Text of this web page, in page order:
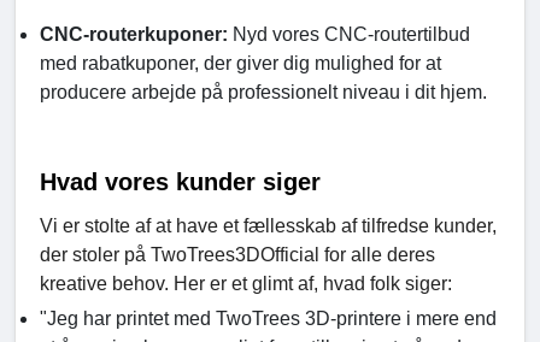
CNC-routerkuponer: Nyd vores CNC-routertilbud
med rabatkuponer, der giver dig mulighed for at
producere arbejde på professionelt niveau i dit hjem.
Hvad vores kunder siger
Vi er stolte af at have et fællesskab af tilfredse kunder,
der stoler på TwoTrees3DOfficial for alle deres
kreative behov. Her er et glimt af, hvad folk siger:
"Jeg har printet med TwoTrees 3D-printere i mere end